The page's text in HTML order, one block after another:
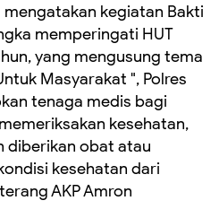
mengatakan kegiatan Bakti
memperingati HUT
yang mengusung tema
Masyarakat ", Polres
tenaga medis bagi
kesehatan,
diberikan obat atau
kesehatan dari
AKP Amron